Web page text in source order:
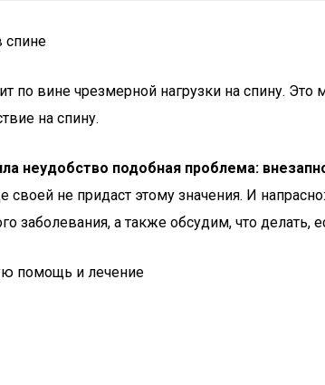
спине
по вине чрезмерной нагрузки на спину.
на спину.
неудобство подобная проблема:
своей не придаст этому значения. И напрасно:
заболевания, а также обсудим, что делать,
помощь и лечение